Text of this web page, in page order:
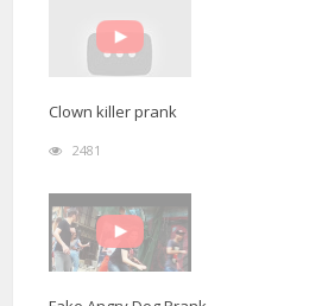
Clown killer prank
2481